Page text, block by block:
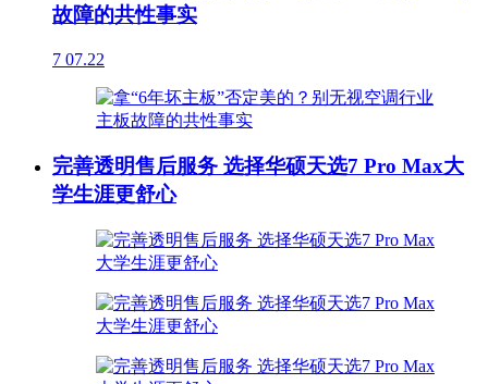
故障的共性事实
7 07.22
完善透明售后服务 选择华硕天选7 Pro Max大
学生涯更舒心